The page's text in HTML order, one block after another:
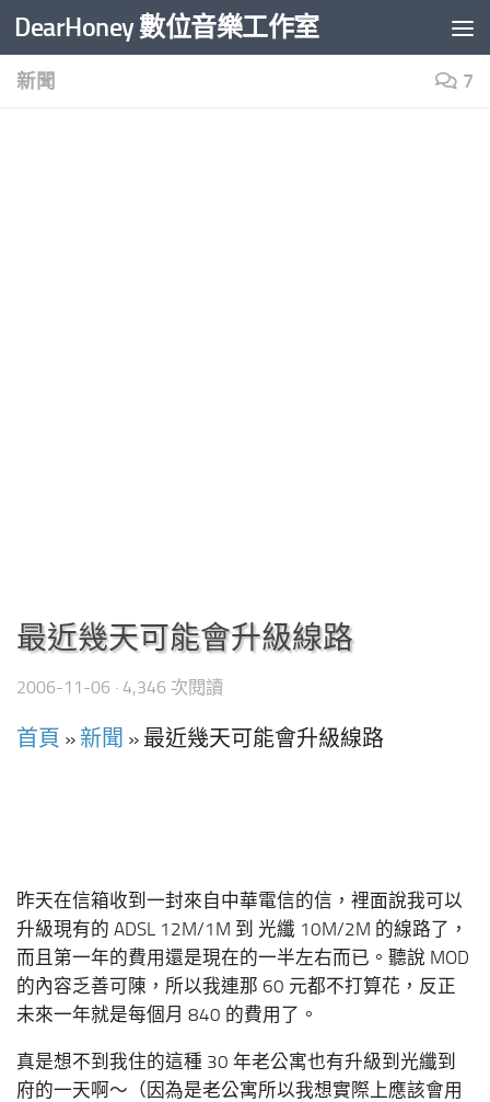
Skip to content
DearHoney 數位音樂工作室
新聞 7
最近幾天可能會升級線路
2006-11-06 · 4,346 次閱讀
首頁 » 新聞 » 最近幾天可能會升級線路
昨天在信箱收到一封來自中華電信的信，裡面說我可以
升級現有的 ADSL 12M/1M 到 光纖 10M/2M 的線路了，
而且第一年的費用還是現在的一半左右而已。聽說 MOD
的內容乏善可陳，所以我連那 60 元都不打算花，反正
未來一年就是每個月 840 的費用了。
真是想不到我住的這種 30 年老公寓也有升級到光纖到
府的一天啊～（因為是老公寓所以我想實際上應該會用